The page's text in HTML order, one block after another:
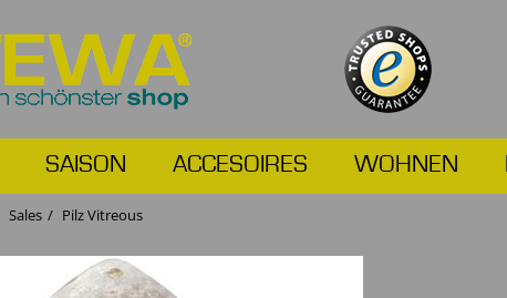
SAISON ACCESOIRES WOHNEN
Sales Pilz Vitreous